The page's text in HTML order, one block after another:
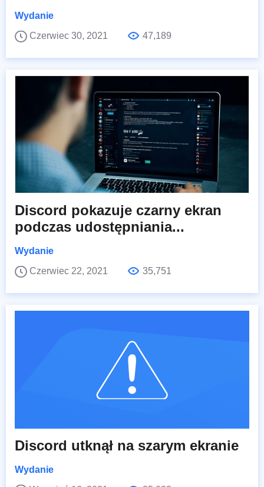
Wydanie
Czerwiec 30, 2021
47,189
Discord pokazuje czarny ekran
podczas udostępniania...
Wydanie
Czerwiec 22, 2021
35,751
Discord utknął na szarym ekranie
Wydanie